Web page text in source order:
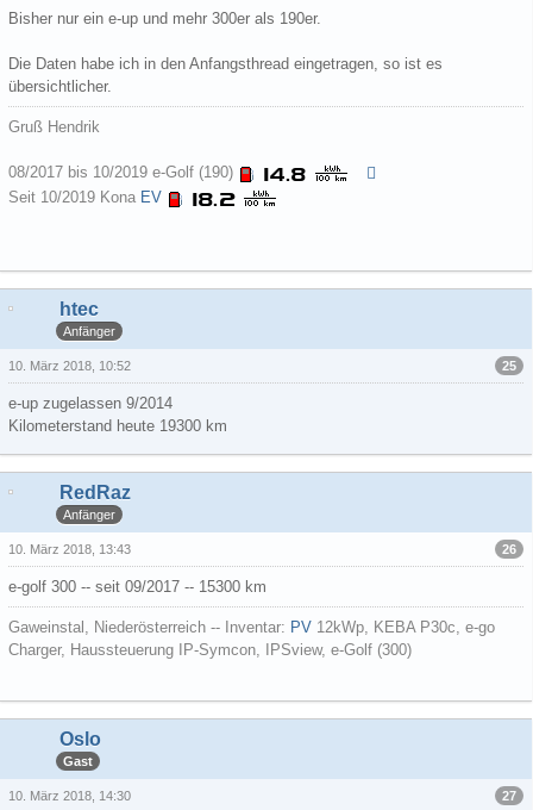
Bisher nur ein e-up und mehr 300er als 190er.
Die Daten habe ich in den Anfangsthread eingetragen, so ist es
übersichtlicher.
Gruß Hendrik
08/2017 bis 10/2019 e-Golf (190)
Seit 10/2019 Kona EV
htec
Anfänger
25
10. März 2018, 10:52
e-up zugelassen 9/2014
Kilometerstand heute 19300 km
RedRaz
Anfänger
26
10. März 2018, 13:43
e-golf 300 -- seit 09/2017 -- 15300 km
Gaweinstal, Niederösterreich -- Inventar: PV 12kWp, KEBA P30c, e-go
Charger, Haussteuerung IP-Symcon, IPSview, e-Golf (300)
Oslo
Gast
27
10. März 2018, 14:30